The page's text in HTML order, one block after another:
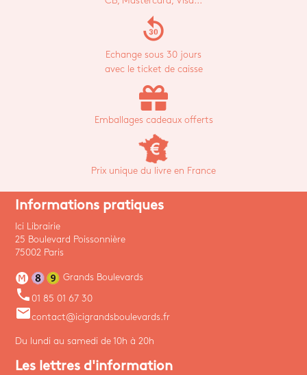
replay_30
Echange sous 30 jours
avec le ticket de caisse
Emballages cadeaux offerts
Prix unique du livre en France
Informations pratiques
Ici Librairie
25 Boulevard Poissonnière
75002 Paris
Grands Boulevards
phone 01 85 01 67 30
emailcontact@icigrandsboulevards.fr
Du lundi au samedi de 10h à 20h
Les lettres d'information